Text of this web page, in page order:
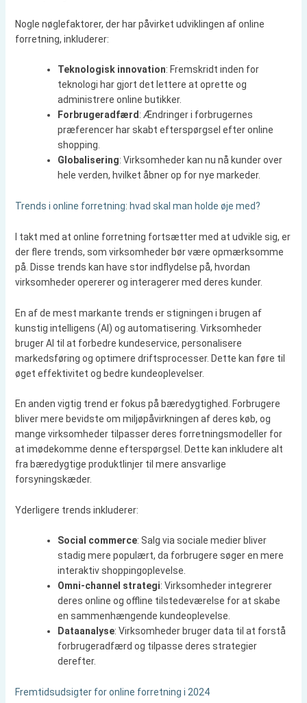
Nogle nøglefaktorer, der har påvirket udviklingen af online
forretning, inkluderer:
Teknologisk innovation: Fremskridt inden for
teknologi har gjort det lettere at oprette og
administrere online butikker.
Forbrugeradfærd: Ændringer i forbrugernes
præferencer har skabt efterspørgsel efter online
shopping.
Globalisering: Virksomheder kan nu nå kunder over
hele verden, hvilket åbner op for nye markeder.
Trends i online forretning: hvad skal man holde øje med?
I takt med at online forretning fortsætter med at udvikle sig, er
der flere trends, som virksomheder bør være opmærksomme
på. Disse trends kan have stor indflydelse på, hvordan
virksomheder opererer og interagerer med deres kunder.
En af de mest markante trends er stigningen i brugen af
kunstig intelligens (AI) og automatisering. Virksomheder
bruger AI til at forbedre kundeservice, personalisere
markedsføring og optimere driftsprocesser. Dette kan føre til
øget effektivitet og bedre kundeoplevelser.
En anden vigtig trend er fokus på bæredygtighed. Forbrugere
bliver mere bevidste om miljøpåvirkningen af deres køb, og
mange virksomheder tilpasser deres forretningsmodeller for
at imødekomme denne efterspørgsel. Dette kan inkludere alt
fra bæredygtige produktlinjer til mere ansvarlige
forsyningskæder.
Yderligere trends inkluderer:
Social commerce: Salg via sociale medier bliver
stadig mere populært, da forbrugere søger en mere
interaktiv shoppingoplevelse.
Omni-channel strategi: Virksomheder integrerer
deres online og offline tilstedeværelse for at skabe
en sammenhængende kundeoplevelse.
Dataanalyse: Virksomheder bruger data til at forstå
forbrugeradfærd og tilpasse deres strategier
derefter.
Fremtidsudsigter for online forretning i 2024